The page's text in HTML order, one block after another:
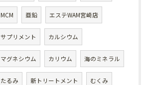
MCM 亜鉛 エステWAM宮崎店
サプリメント カルシウム
マグネシウム カリウム 海のミネラル
たるみ 新トリートメント むくみ